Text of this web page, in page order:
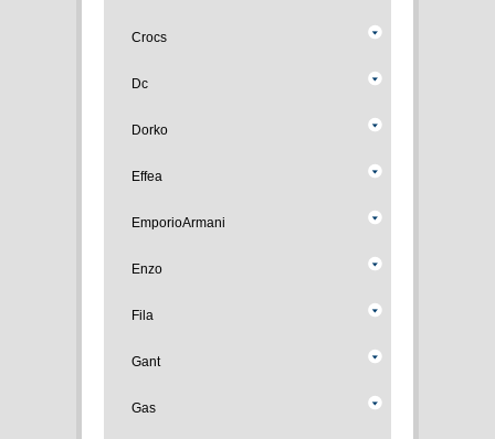
Crocs
Dc
Dorko
Effea
EmporioArmani
Enzo
Fila
Gant
Gas